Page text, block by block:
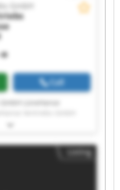
GmbH
Call
LüneHanse
LüneHanse
Vertriebs GmbH
LüneHanse
Vertriebs GmbH
Listing